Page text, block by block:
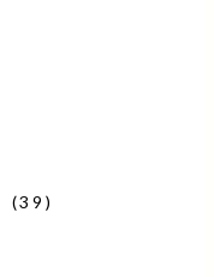
(39)